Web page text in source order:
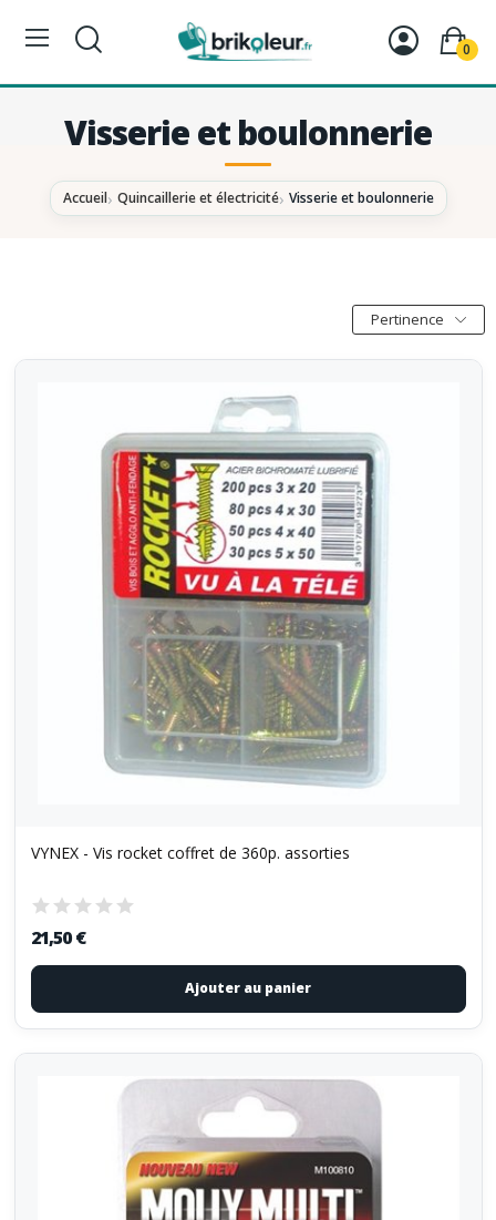
0
Visserie et boulonnerie
Accueil Quincaillerie et électricité Visserie et boulonnerie
Pertinence
VYNEX - Vis rocket coffret de 360p. assorties
21,50 €
Ajouter au panier